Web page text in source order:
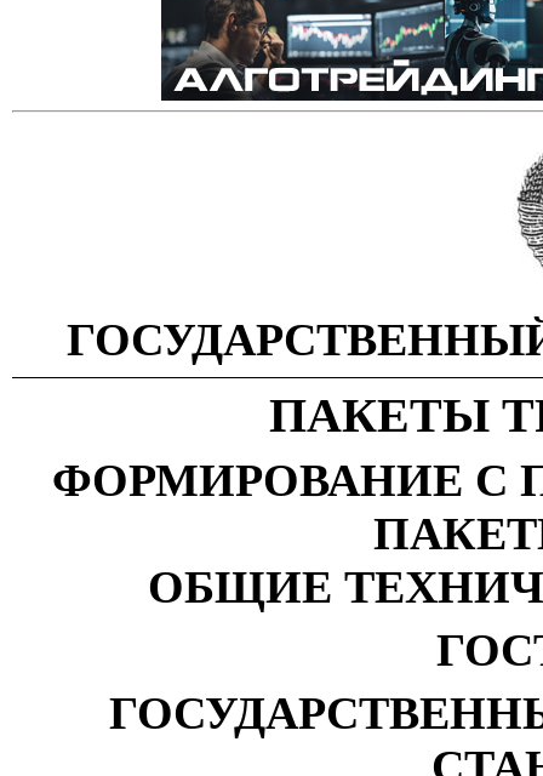
ПАКЕТЫ
ФОРМИРОВАНИЕ С
ОБЩИЕ